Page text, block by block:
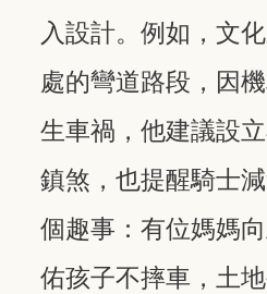
入設計。例如，文
處的彎道路段，因
生車禍，他建議設
鎮煞，也提醒騎士
個趣事：有位媽媽
佑孩子不摔車，土